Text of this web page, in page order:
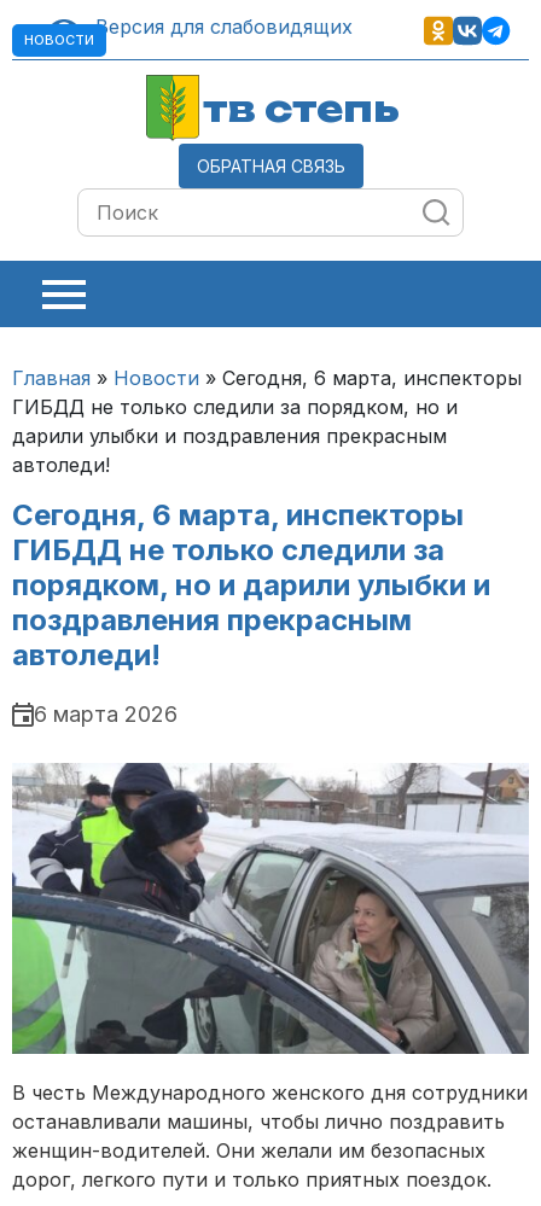
Версия для слабовидящих
тв степь
ОБРАТНАЯ СВЯЗЬ
Главная » Новости » Сегодня, 6 марта, инспекторы
ГИБДД не только следили за порядком, но и
дарили улыбки и поздравления прекрасным
автоледи!
Сегодня, 6 марта, инспекторы
ГИБДД не только следили за
порядком, но и дарили улыбки и
поздравления прекрасным
автоледи!
НОВОСТИ
6 марта 2026
В честь Международного женского дня сотрудники
останавливали машины, чтобы лично поздравить
женщин-водителей. Они желали им безопасных
дорог, легкого пути и только приятных поездок.